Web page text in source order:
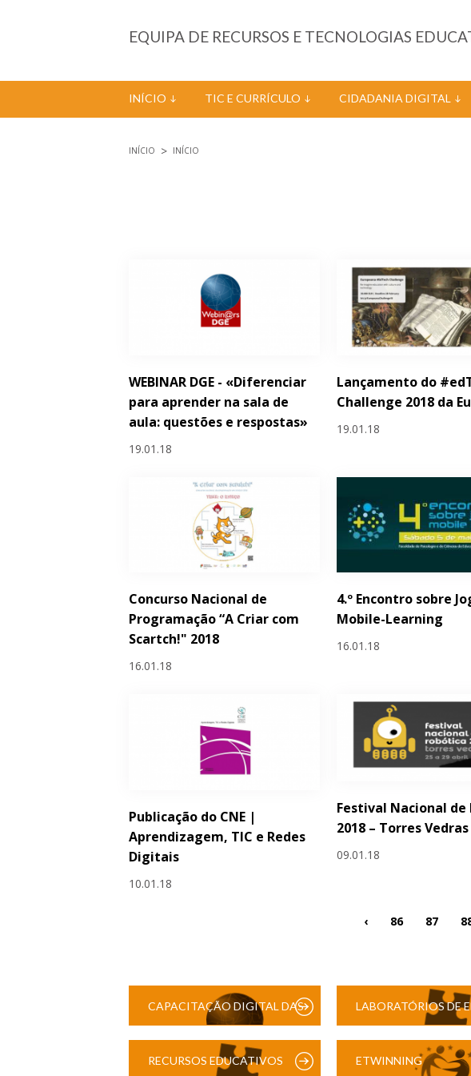
EQUIPA DE RECURSOS E TECNOLOGIAS
INÍCIO TIC E CURRÍCULO CIDADANIA DIGITAL
INÍCIO INÍCIO
WEBINAR DGE - «Diferenciar
para aprender na sala de
aula: questões e respostas»
19.01.18
Lançamento do
Challenge 2018 da
19.01.18
Concurso Nacional de
Programação “A Criar com
Scartch!" 2018
16.01.18
4.º Encontro sobre
Mobile-Learning
16.01.18
Publicação do CNE |
Aprendizagem, TIC e Redes
Digitais
10.01.18
Festival Nacional de
2018 – Torres Vedras
09.01.18
Páginas
‹ 86 87
CAPACITAÇÃO DIGITAL DAS LABORATÓRIOS DE
RECURSOS EDUCATIVOS ETWINNING